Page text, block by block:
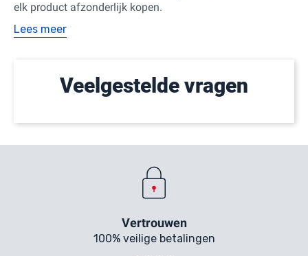
elk product afzonderlijk kopen.
Lees meer
Veelgestelde vragen
Vertrouwen
100% veilige betalingen